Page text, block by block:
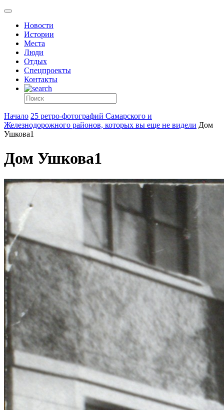
Новости
Истории
Места
Люди
Отдых
Спецпроекты
Контакты
Начало 25 ретро-фотографий Самарского и
Железнодорожного районов, которых вы еще не видели Дом
Ушкова1
Дом Ушкова1